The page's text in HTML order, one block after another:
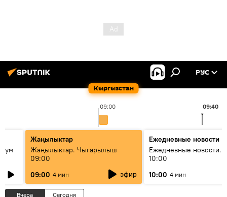
Кыргызстан
РУС
09:00 09:40
Жаңылыктар
Жаңылыктар. Чыгарылыш
09:00
09:00 4 мин эфир
Ежедневные новости
Ежедневные новости.
10:00
10:00 4 мин
Вчера Сегодня